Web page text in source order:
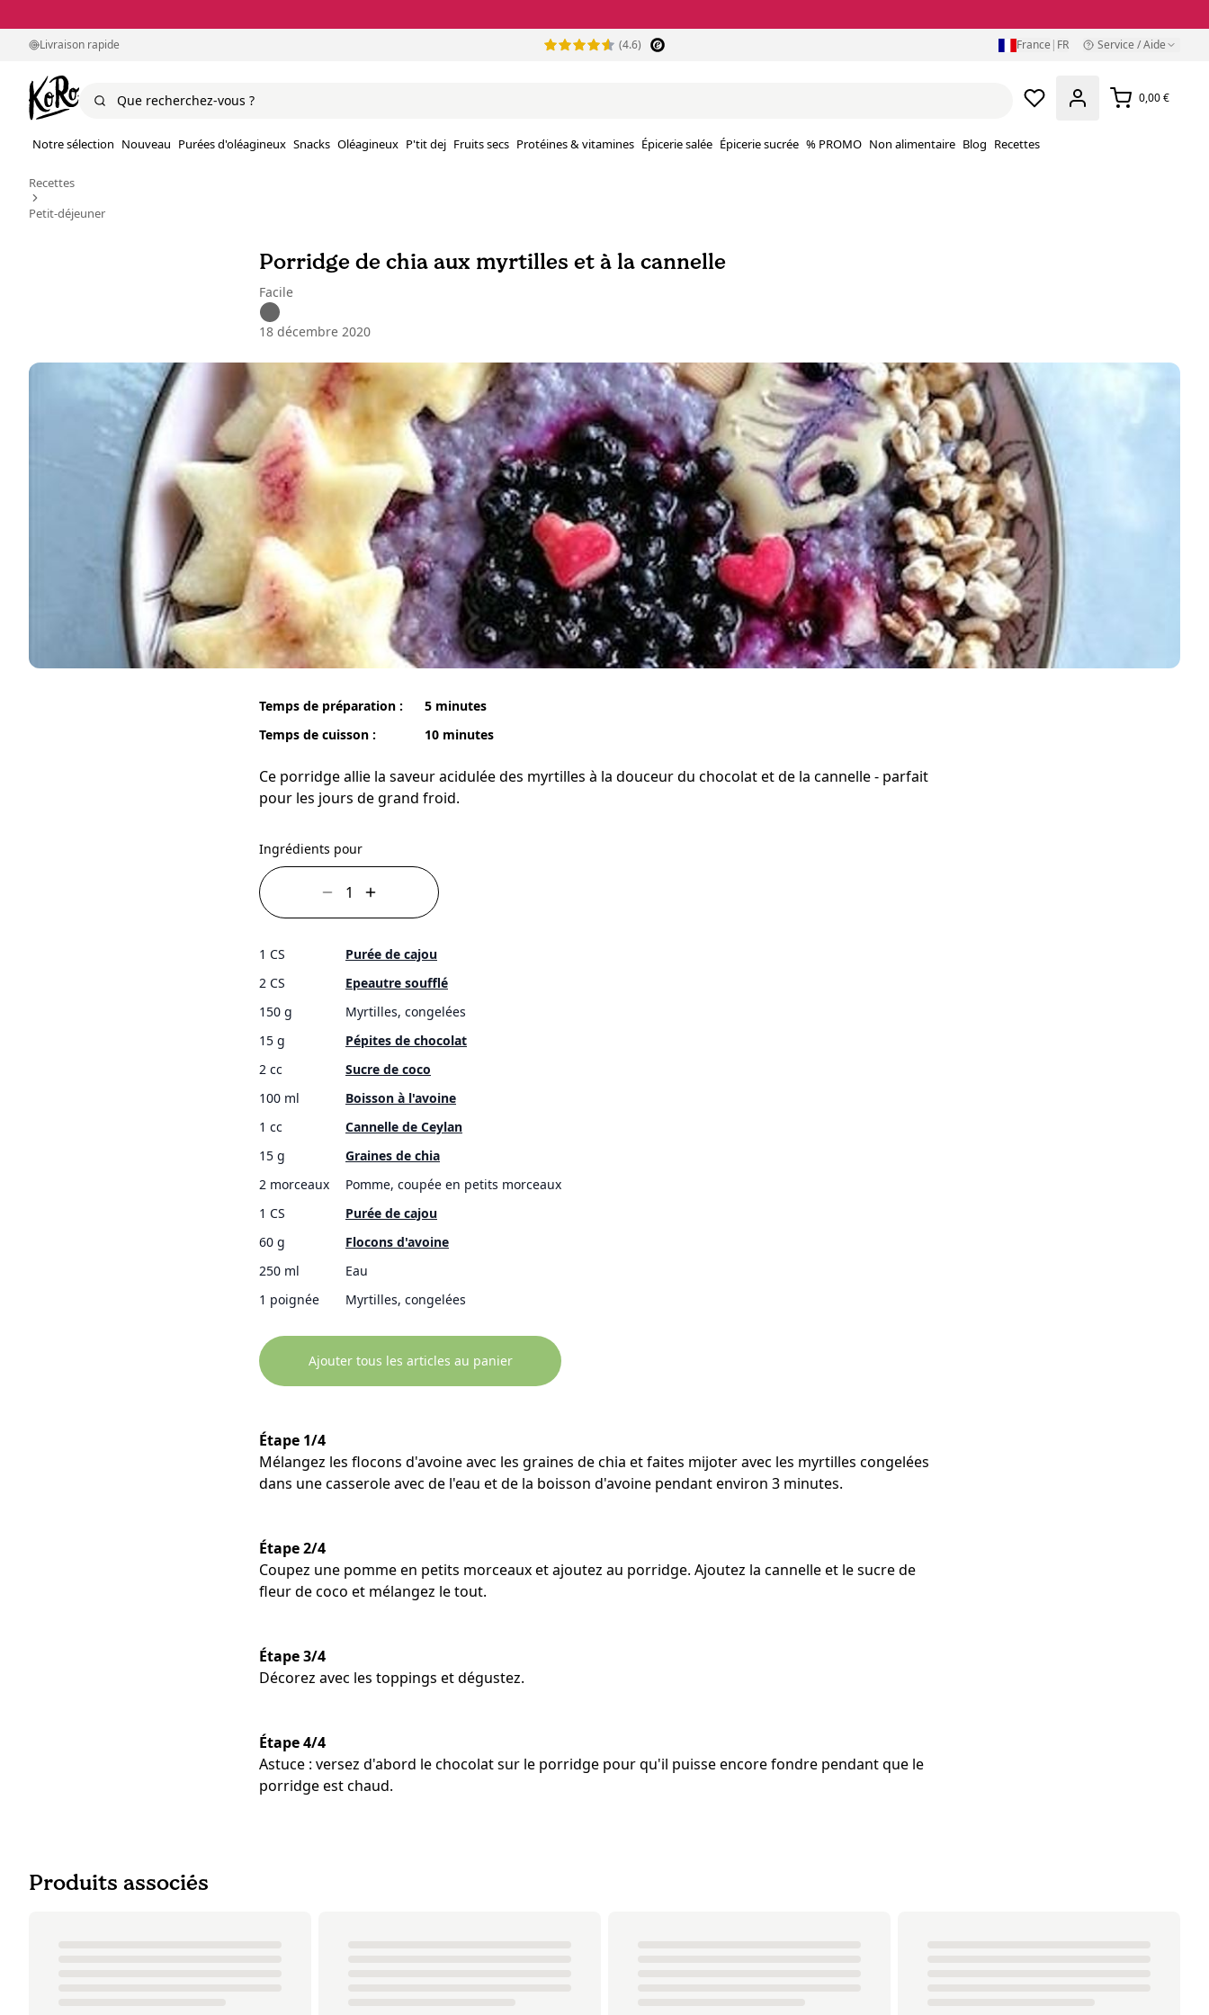
Livraison rapide (4.6) France | FR Service / Aide
0,00 €
Notre sélection Nouveau Purées d'oléagineux Snacks Oléagineux P'tit dej Fruits secs Protéines & vitamines Épicerie salée Épicerie sucrée % PROMO Non alimentaire Blog Recettes
Recettes
Petit-déjeuner
Porridge de chia aux myrtilles et à la cannelle
Facile
18 décembre 2020
Temps de préparation :
Temps de cuisson :
5 minutes
10 minutes
Ce porridge allie la saveur acidulée des myrtilles à la douceur du chocolat et de la cannelle - parfait
pour les jours de grand froid.
Ingrédients pour
1 CS
Purée de cajou
2 CS
Epeautre soufflé
150 g
Myrtilles, congelées
15 g
Pépites de chocolat
2 cc
Sucre de coco
100 ml
Boisson à l'avoine
1 cc
Cannelle de Ceylan
15 g
Graines de chia
2 morceaux
Pomme, coupée en petits morceaux
1 CS
Purée de cajou
60 g
Flocons d'avoine
250 ml
Eau
1 poignée
Myrtilles, congelées
Ajouter tous les articles au panier
Étape 1/4
Mélangez les flocons d'avoine avec les graines de chia et faites mijoter avec les myrtilles congelées
dans une casserole avec de l'eau et de la boisson d'avoine pendant environ 3 minutes.
Étape 2/4
Coupez une pomme en petits morceaux et ajoutez au porridge. Ajoutez la cannelle et le sucre de
fleur de coco et mélangez le tout.
Étape 3/4
Décorez avec les toppings et dégustez.
Étape 4/4
Astuce : versez d'abord le chocolat sur le porridge pour qu'il puisse encore fondre pendant que le
porridge est chaud.
Produits associés